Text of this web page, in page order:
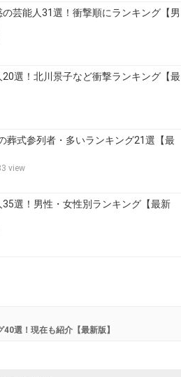
芸能人31選！衝撃順にランキング【男
選！北川景子など衝撃ランキング【最
葬式参列者・多いランキング21選【最
view
選！男性・女性別ランキング【最新
選！現在も紹介【最新版】